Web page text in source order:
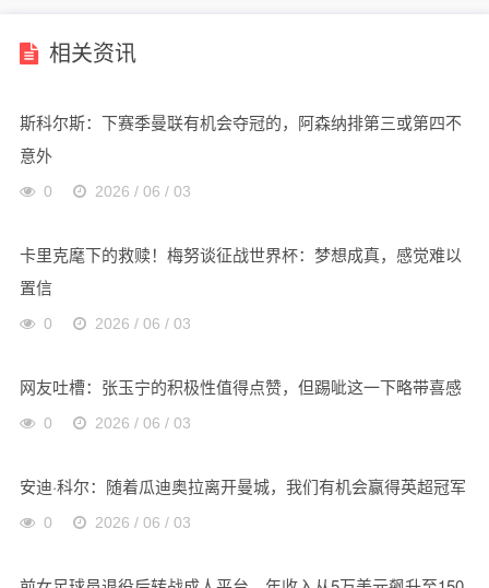
相关资讯
斯科尔斯：下赛季曼联有机会夺冠的，阿森纳排第三或第四不
意外
0 2026 / 06 / 03
卡里克麾下的救赎！梅努谈征战世界杯：梦想成真，感觉难以
置信
0 2026 / 06 / 03
网友吐槽：张玉宁的积极性值得点赞，但踢呲这一下略带喜感
0 2026 / 06 / 03
安迪·科尔：随着瓜迪奥拉离开曼城，我们有机会赢得英超冠军
0 2026 / 06 / 03